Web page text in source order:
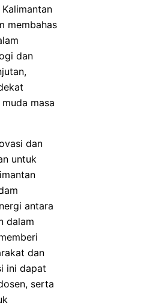
membahas
dan
masa
dan
untuk
antara
dalam
dan
ini dapat
serta